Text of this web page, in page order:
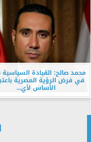
محمد صالح: القيادة
في فرض الرؤية المصرية
الأساس لأي...